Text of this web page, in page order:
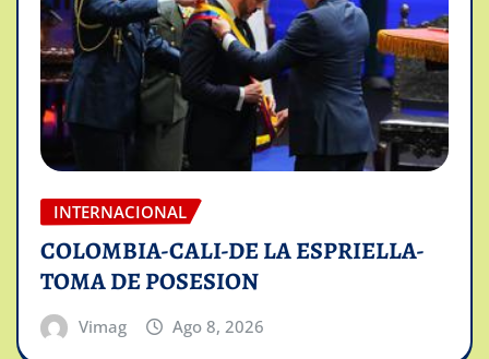
INTERNACIONAL
COLOMBIA-CALI-DE LA ESPRIELLA-
TOMA DE POSESION
Vimag Ago 8, 2026